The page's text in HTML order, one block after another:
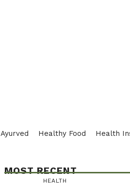
Ayurved Healthy Food Health
MOST RECENT
HEALTH